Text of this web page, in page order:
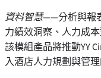
資料智慧——分析與報
力績效洞察、人力成
該模組產品將推動YY
入酒店人力規劃與管